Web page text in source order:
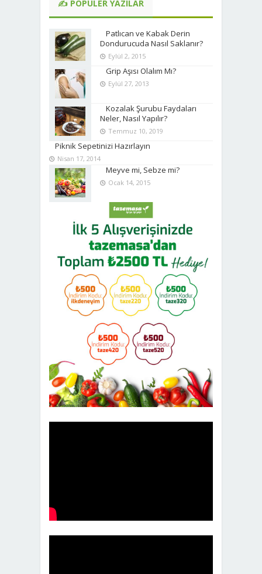
✍ POPÜLER YAZILAR
Patlıcan ve Kabak Derin
Dondurucuda Nasıl Saklanır?
Eylül 2, 2015
Grip Aşısı Olalım Mı?
Eylül 27, 2013
Kozalak Şurubu Faydaları
Neler, Nasıl Yapılır?
Temmuz 10, 2019
Piknik Sepetinizi Hazırlayın
Nisan 17, 2014
Meyve mi, Sebze mi?
Ocak 14, 2015